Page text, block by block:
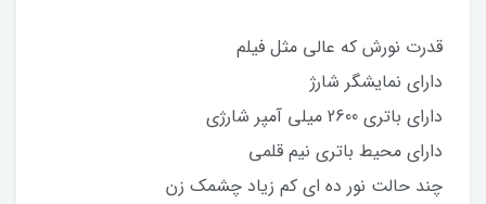
قدرت نورش که عالی مثل فیلم
دارای نمایشگر شارژ
دارای باتری 2600 میلی آمپر شارژی
دارای محیط باتری نیم قلمی
چند حالت نور ده ای کم زیاد چشمک زن